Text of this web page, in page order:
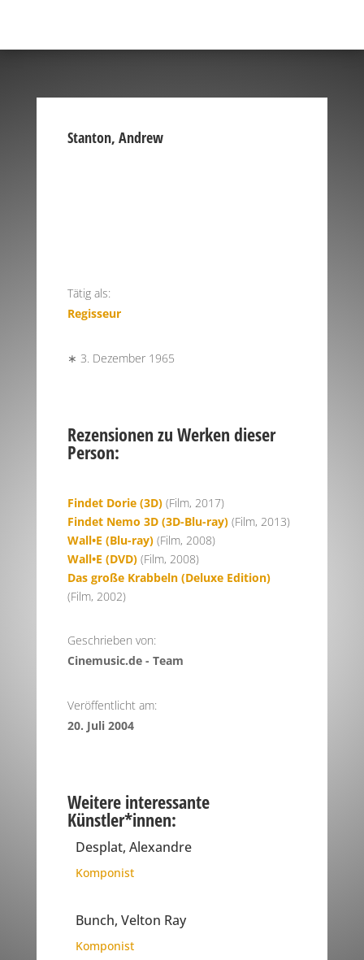
Stanton, Andrew
Tätig als:
Regisseur
∗ 3. Dezember 1965
Rezensionen zu Werken dieser
Person:
Findet Dorie (3D)(Film, 2017)
Findet Nemo 3D (3D-Blu-ray)(Film, 2013)
Wall•E (Blu-ray)(Film, 2008)
Wall•E (DVD)(Film, 2008)
Das große Krabbeln (Deluxe Edition)
(Film, 2002)
Geschrieben von:
Cinemusic.de - Team
Veröffentlicht am:
20. Juli 2004
Weitere interessante
Künstler*innen:
Desplat, Alexandre
Komponist
Bunch, Velton Ray
Komponist